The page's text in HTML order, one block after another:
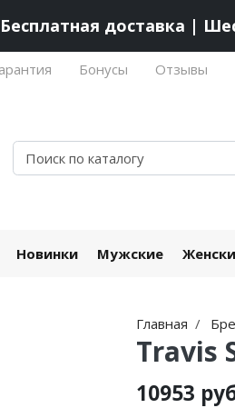
Бесплатная доставка |
Бонусы Отзывы
Новинки Мужские
Главная
Travis
10953